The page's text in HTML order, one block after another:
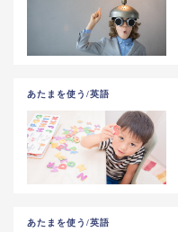
あたまを使う/英語
あたまを使う/英語